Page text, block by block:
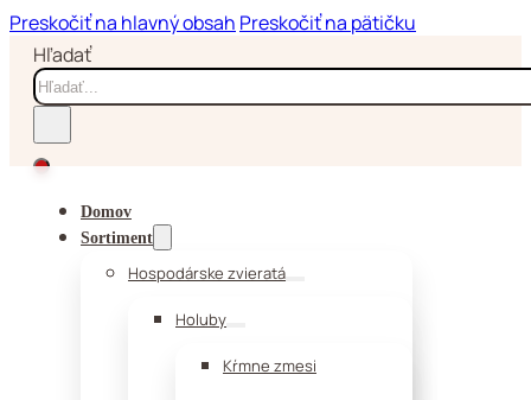
Preskočiť na hlavný obsah Preskočiť na pätičku
Hľadať
Domov
Sortiment
Hospodárske zvieratá
Holuby
Kŕmne zmesi